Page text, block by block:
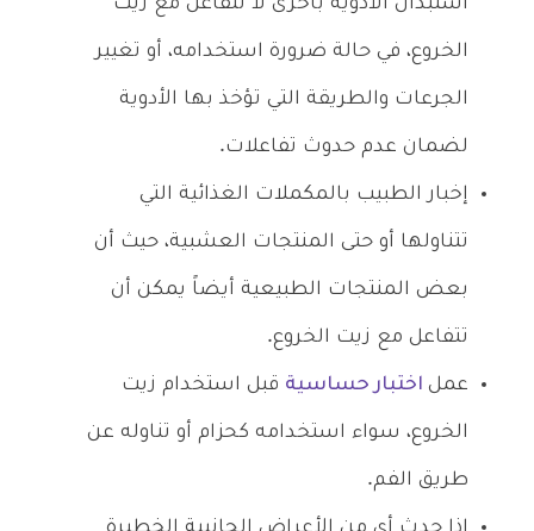
استبدال الأدوية بأخرى لا تتفاعل مع زيت
الخروع، في حالة ضرورة استخدامه، أو تغيير
الجرعات والطريقة التي تؤخذ بها الأدوية
لضمان عدم حدوث تفاعلات.
إخبار الطبيب بالمكملات الغذائية التي
تتناولها أو حتى المنتجات العشبية، حيث أن
بعض المنتجات الطبيعية أيضاً يمكن أن
تتفاعل مع زيت الخروع.
عمل اختبار حساسية قبل استخدام زيت
الخروع، سواء استخدامه كحزام أو تناوله عن
طريق الفم.